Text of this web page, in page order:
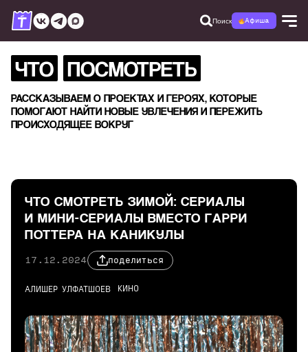
Поиск Афиша
ЧТО ПОСМОТРЕТЬ
РАССКАЗЫВАЕМ О ПРОЕКТАХ И ГЕРОЯХ, КОТОРЫЕ
ПОМОГАЮТ НАЙТИ НОВЫЕ УВЛЕЧЕНИЯ И ПЕРЕЖИТЬ
ПРОИСХОДЯЩЕЕ ВОКРУГ
ЧТО СМОТРЕТЬ ЗИМОЙ: СЕРИАЛЫ
И МИНИ-СЕРИАЛЫ ВМЕСТО ГАРРИ
ПОТТЕРА НА КАНИКУЛЫ
17.12.2024 поделиться
АЛИШЕР УЛФАТШОЕВ КИНО